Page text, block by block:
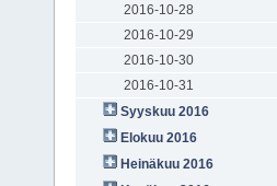
2016-10-28
2016-10-29
2016-10-30
2016-10-31
Syyskuu 2016
Elokuu 2016
Heinäkuu 2016